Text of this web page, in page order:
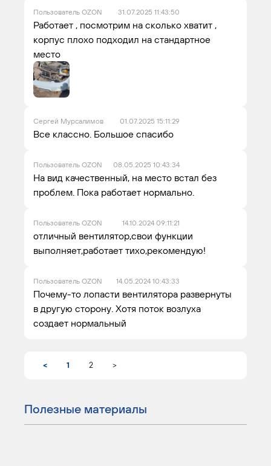
Пользователь OZON 31.07.2025 11:43:50
Работает , посмотрим на сколько хватит ,
корпус плохо подходил на стандартное
место
Сергей Мурсалимов 01.07.2025 15:11:29
Все классно. Большое спасибо
Пользователь OZON 08.05.2025 10:43:34
На вид качественный, на место встал без
проблем. Пока работает нормально.
Пользователь OZON 14.10.2024 09:11:21
отличный вентилятор,свои функции
выполняет,работает тихо,рекомендую!
Пользователь OZON 14.05.2024 10:43:33
Почему-то лопасти вентилятора развернуты
в другую сторону. Хотя поток возлуха
создает нормальный
< 1 2 >
Полезные материалы